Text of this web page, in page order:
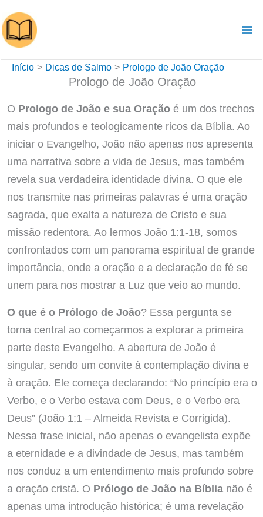
para
o
conteúdo
Início Dicas de Salmo Prologo de João Oração
Prologo de João Oração
O Prologo de João e sua Oraçãoé um dos trechos
mais profundos e teologicamente ricos da Bíblia. Ao
iniciar o Evangelho, João não apenas nos apresenta
uma narrativa sobre a vida de Jesus, mas também
revela sua verdadeira identidade divina. O que ele
nos transmite nas primeiras palavras é uma oração
sagrada, que exalta a natureza de Cristo e sua
missão redentora. Ao lermos João 1:1-18, somos
confrontados com um panorama espiritual de grande
importância, onde a oração e a declaração de fé se
unem para nos mostrar a Luz que veio ao mundo.
O que é o Prólogo de João? Essa pergunta se
torna central ao começarmos a explorar a primeira
parte deste Evangelho. A abertura de João é
singular, sendo um convite à contemplação divina e
à oração. Ele começa declarando: “No princípio era o
Verbo, e o Verbo estava com Deus, e o Verbo era
Deus” (João 1:1 – Almeida Revista e Corrigida).
Nessa frase inicial, não apenas o evangelista expõe
a eternidade e a divindade de Jesus, mas também
nos conduz a um entendimento mais profundo sobre
a oração cristã. O Prólogo de João na Bíblianão é
apenas uma introdução histórica; é uma revelação